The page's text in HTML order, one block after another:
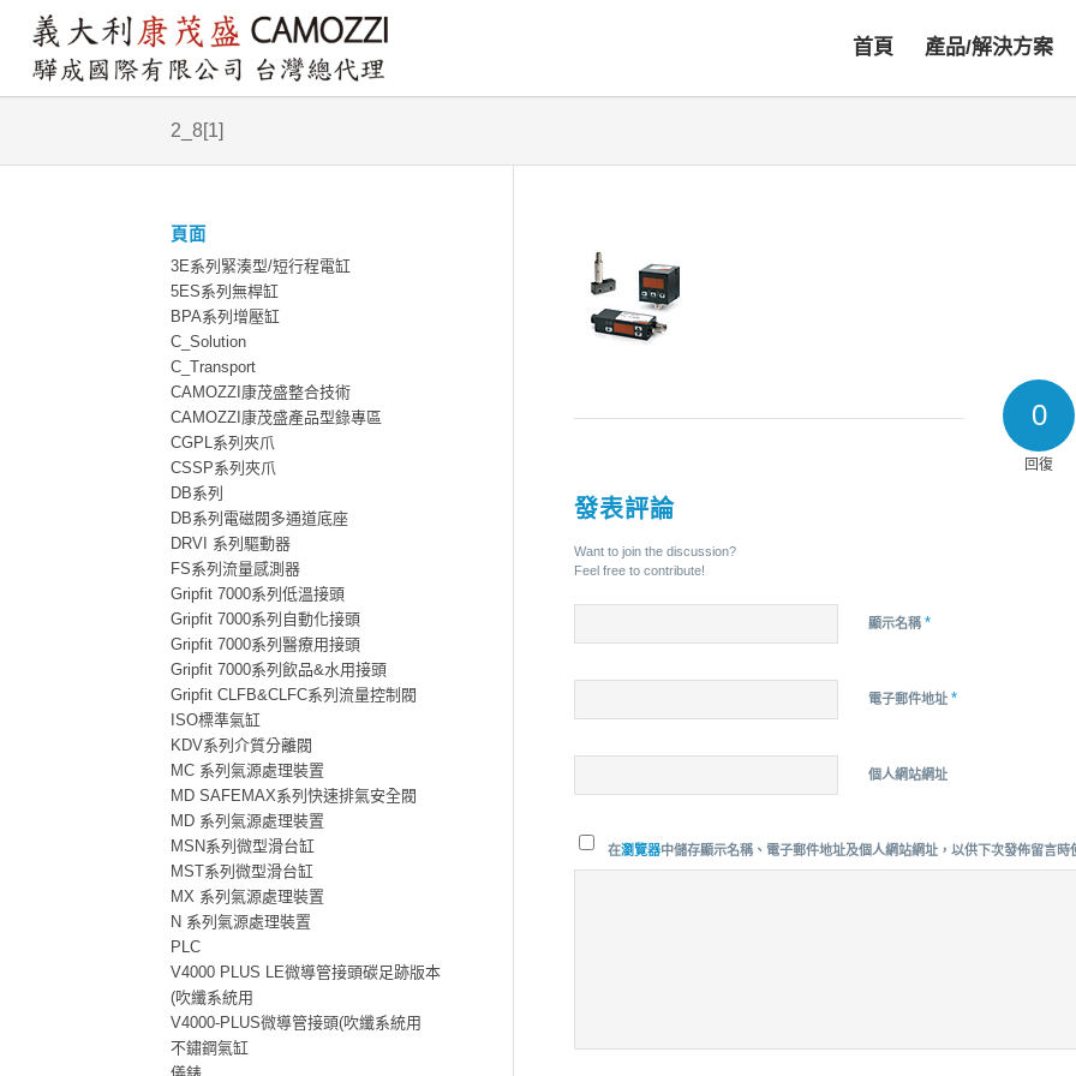
首頁 產品/解決方案
2_8[1]
0
回復
發表評論
Want to join the discussion?
Feel free to contribute!
顯示名稱*
電子郵件地址*
個人網站網址
在瀏覽器中儲存顯示名稱、電子郵件地址及個人網站網址，以供下次發佈留言時
頁面
3E系列緊湊型/短行程電缸
5ES系列無桿缸
BPA系列增壓缸
C_Solution
C_Transport
CAMOZZI康茂盛整合技術
CAMOZZI康茂盛產品型錄專區
CGPL系列夾爪
CSSP系列夾爪
DB系列
DB系列電磁閥多通道底座
DRVI 系列驅動器
FS系列流量感測器
Gripfit 7000系列低溫接頭
Gripfit 7000系列自動化接頭
Gripfit 7000系列醫療用接頭
Gripfit 7000系列飲品&水用接頭
Gripfit CLFB&CLFC系列流量控制閥
ISO標準氣缸
KDV系列介質分離閥
MC 系列氣源處理裝置
MD SAFEMAX系列快速排氣安全閥
MD 系列氣源處理裝置
MSN系列微型滑台缸
MST系列微型滑台缸
MX 系列氣源處理裝置
N 系列氣源處理裝置
PLC
V4000 PLUS LE微導管接頭碳足跡版本
(吹纖系統用
V4000-PLUS微導管接頭(吹纖系統用
不鏽鋼氣缸